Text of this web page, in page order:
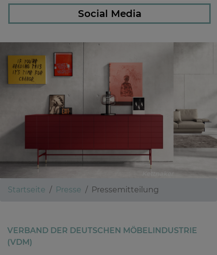
Social Media
Kettnaker
Startseite Presse Pressemitteilung
VERBAND DER DEUTSCHEN MÖBELINDUSTRIE
(VDM)